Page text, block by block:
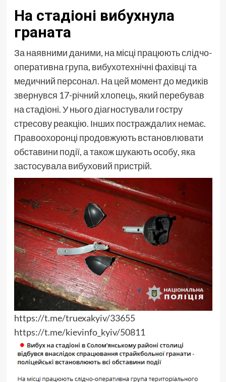
На стадіоні вибухнула
граната
За наявними даними, на місці працюють слідчо-
оперативна група, вибухотехнічні фахівці та
медичний персонал. На цей момент до медиків
звернувся 17-річний хлопець, який перебував
на стадіоні. У нього діагностували гостру
стресову реакцію. Інших постраждалих немає.
Правоохоронці продовжують встановлювати
обставини події, а також шукають особу, яка
застосувала вибуховий пристрій.
https://t.me/truexakyiv/33655
https://t.me/kievinfo_kyiv/50811